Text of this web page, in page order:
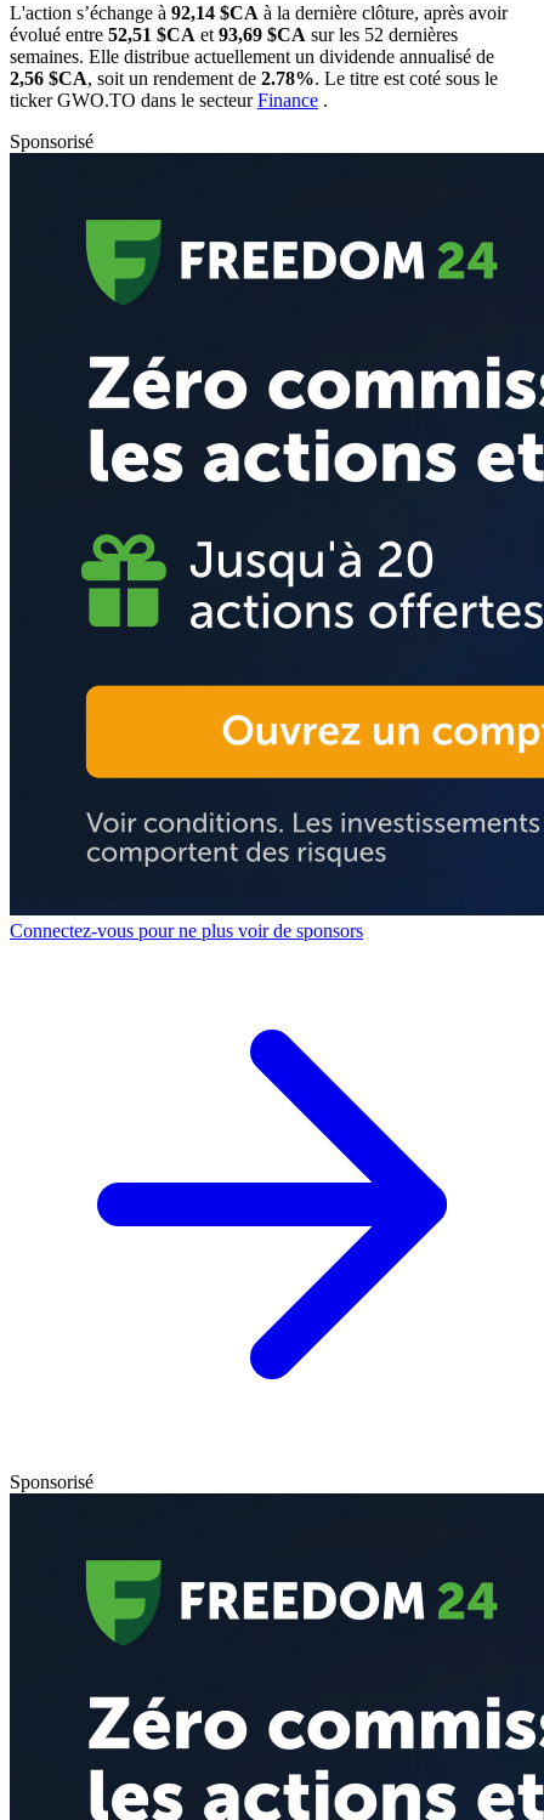
L'action s’échange à 92,14 $CA à la dernière clôture, après avoir
évolué entre 52,51 $CA et 93,69 $CA sur les 52 dernières
semaines. Elle distribue actuellement un dividende annualisé de
2,56 $CA, soit un rendement de 2.78%. Le titre est coté sous le
tickerGWO.TO dans le secteurFinance .
Sponsorisé
Connectez-vous pour ne plus voir de sponsors
Sponsorisé